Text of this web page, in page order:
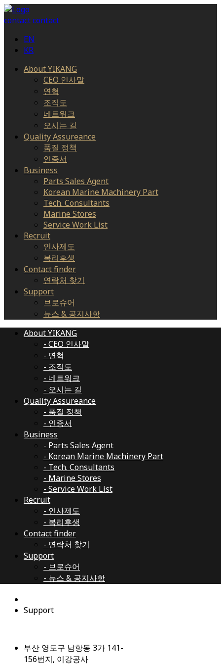
contactcontact
EN
KR
About YIKANG
CEO 인사말
연혁
조직도
네트워크
오시는 길
Quality Assureance
품질 정책
인증서
Business
Parts Sales Agent
Korean Marine Machinery Part
Tech. Consultants
Marine Stores
Service Work List
Recruit
인사제도
복리후생
Contact finder
연락처 찾기
Support
브로슈어
뉴스 & 공지사항
About YIKANG
- CEO 인사말
- 연혁
- 조직도
- 네트워크
- 오시는 길
Quality Assureance
- 품질 정책
- 인증서
Business
- Parts Sales Agent
- Korean Marine Machinery Part
- Tech. Consultants
- Marine Stores
- Service Work List
Recruit
- 인사제도
- 복리후생
Contact finder
- 연락처 찾기
Support
- 브로슈어
- 뉴스 & 공지사항
Support
부산 영도구 남항동 3가 141-
156번지, 이강공사